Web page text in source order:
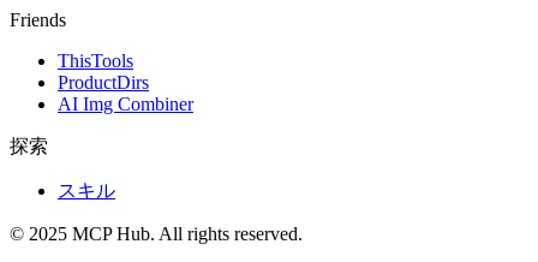
Friends
ThisTools
ProductDirs
AI Img Combiner
探索
スキル
© 2025 MCP Hub. All rights reserved.